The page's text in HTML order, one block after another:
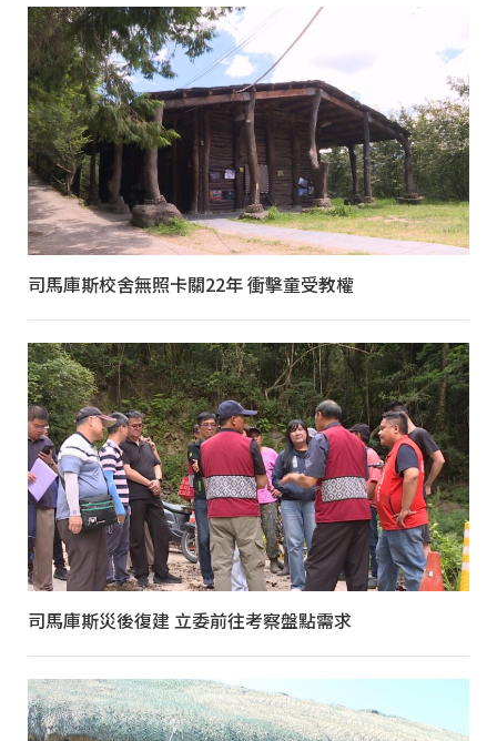
司馬庫斯校舍無照卡關22年 衝擊童受教權
司馬庫斯災後復建 立委前往考察盤點需求